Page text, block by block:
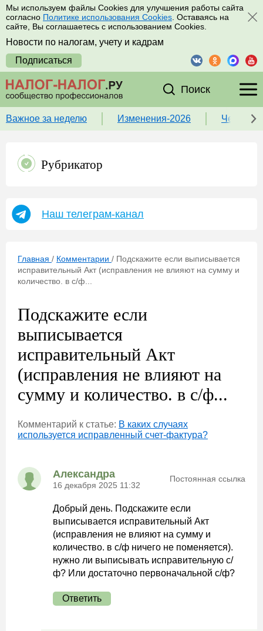
Мы используем файлы Cookies для улучшения работы сайта
согласно Политике использования Cookies . Оставаясь на
сайте, Вы соглашаетесь с использованием Cookies.
Новости по налогам, учету и кадрам
Подписаться
Поиск
Важное за неделю Изменения-2026 Чек-
Рубрикатор
Наш телеграм-канал
Главная / Комментарии / Подскажите если выписывается
исправительный Акт (исправления не влияют на сумму и
количество. в с/ф...
Подскажите если
выписывается
исправительный Акт
(исправления не влияют на
сумму и количество. в с/ф...
Комментарий к статье: В каких случаях
используется исправленный счет-фактура?
Александра
16 декабря 2025 11:32
Постоянная ссылка
Добрый день. Подскажите если
выписывается исправительный Акт
(исправления не влияют на сумму и
количество. в с/ф ничего не поменяется).
нужно ли выписывать исправительную с/
ф? Или достаточно первоначальной с/ф?
Ответить